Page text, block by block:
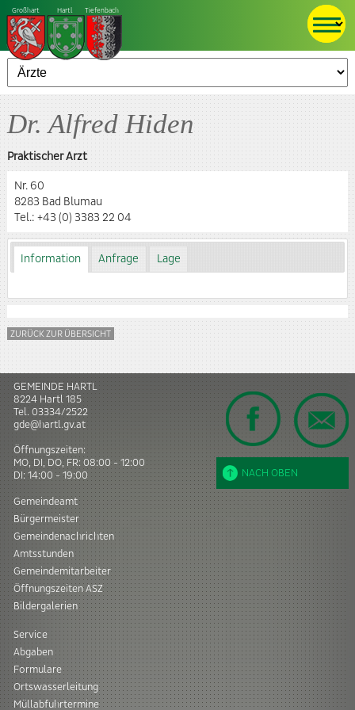
Großhart Hartl Tiefenbach
Dr. Alfred Hiden
Praktischer Arzt
Nr. 60
8283 Bad Blumau
Tel.: +43 (0) 3383 22 04
Information Anfrage Lage
ZURÜCK ZUR ÜBERSICHT
NACH OBEN
GEMEINDE HARTL
8224 Hartl185
Tel. 03334/2522
gde@hartl.gv.at
Öffnungszeiten:
MO, DI, DO, FR: 08:00 - 12:00
DI: 14:00 - 19:00
Gemeindeamt
Bürgermeister
Gemeindenachrichten
Amtsstunden
Gemeindemitarbeiter
Öffnungszeiten ASZ
Bildergalerien
Service
Abgaben
Formulare
Ortswasserleitung
Müllabfuhrtermine